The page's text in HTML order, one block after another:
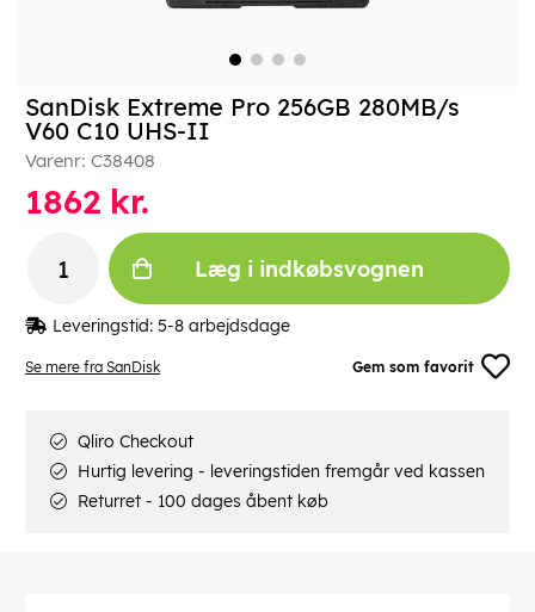
Se mere fra SanDisk Gem som favorit
SanDisk Extreme Pro 256GB 280MB/s
V60 C10 UHS-II
Varenr: C38408
1862 kr.
Læg i indkøbsvognen
Leveringstid: 5-8 arbejdsdage
Qliro Checkout
Hurtig levering - leveringstiden fremgår ved kassen
Returret - 100 dages åbent køb